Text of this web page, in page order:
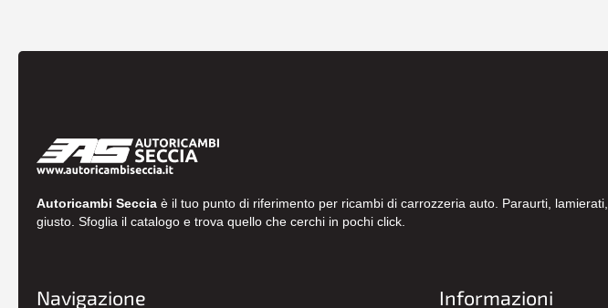
Autoricambi Seccia è il tuo punto di riferimento per ricambi di carrozzeria auto. Paraurti,
giusto. Sfoglia il catalogo e trova quello che cerchi in pochi click.
Navigazione Informazioni